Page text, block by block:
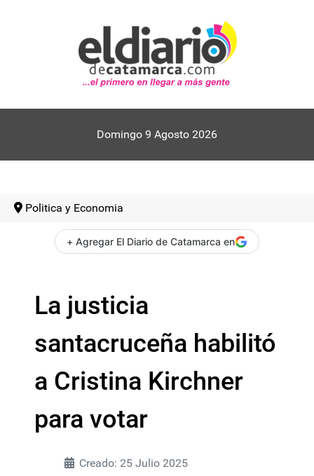
Domingo 9 Agosto 2026
Politica y Economia
+ Agregar El Diario de Catamarca en
La justicia
santacruceña habilitó
a Cristina Kirchner
para votar
Creado: 25 Julio 2025